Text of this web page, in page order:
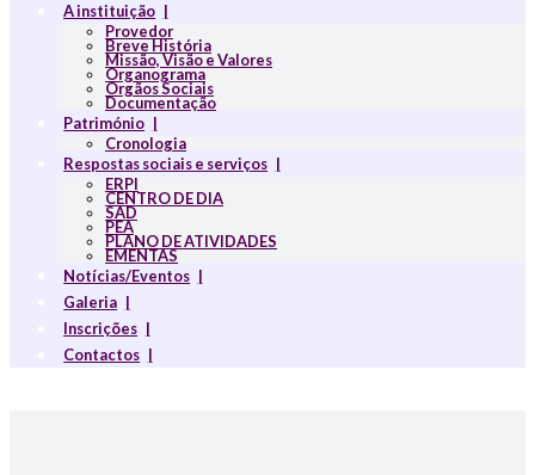
A instituição
Provedor
Breve História
Missão, Visão e Valores
Organograma
Orgãos Sociais
Documentação
Património
Cronologia
Respostas sociais e serviços
ERPI
CENTRO DE DIA
SAD
PEA
PLANO DE ATIVIDADES
EMENTAS
Notícias/Eventos
Galeria
Inscrições
Contactos